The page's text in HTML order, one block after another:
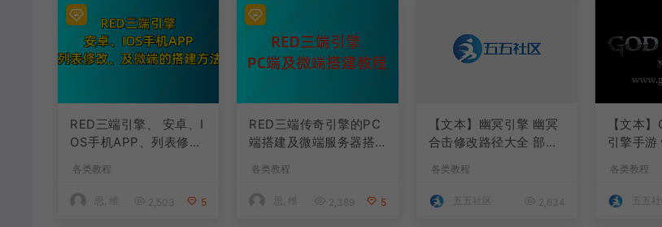
RED三端引擎、 安卓、I
OS手机APP、列表修
特约制作
各类教程
思, 维 2,503 5
RED三端传奇引擎的PC
端搭建及微端服务器搭
各类教程
思, 维 2,389 5
【文本】幽冥引擎 幽冥
合击修改路径大全 部分
各类教程
五五社区 2,634
【文本
引擎手游
各类教程
五五